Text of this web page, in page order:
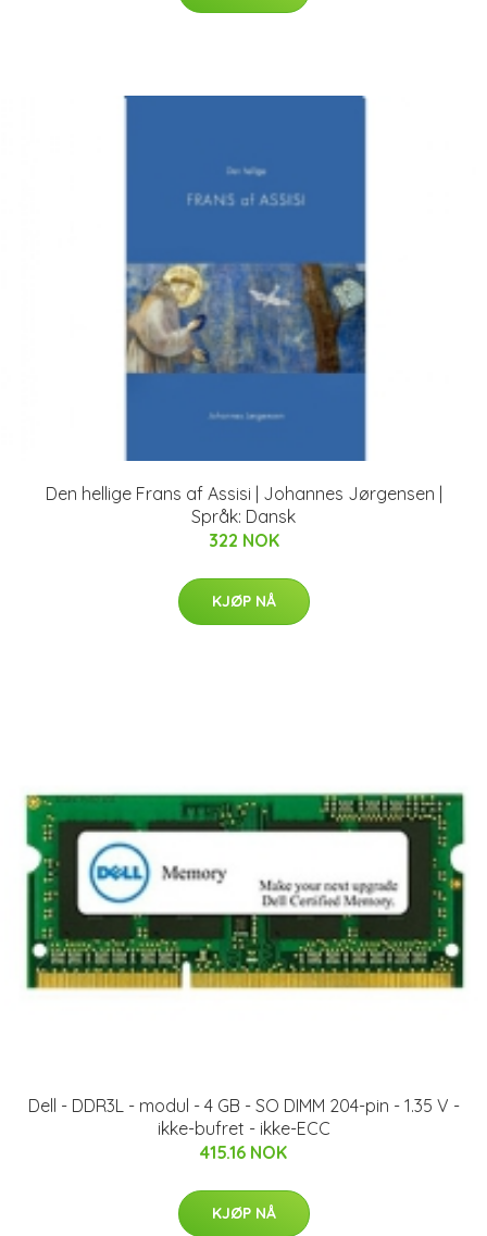
Den hellige Frans af Assisi | Johannes Jørgensen |
Språk: Dansk
322 NOK
KJØP NÅ
Dell - DDR3L - modul - 4 GB - SO DIMM 204-pin - 1.35 V -
ikke-bufret - ikke-ECC
415.16 NOK
KJØP NÅ